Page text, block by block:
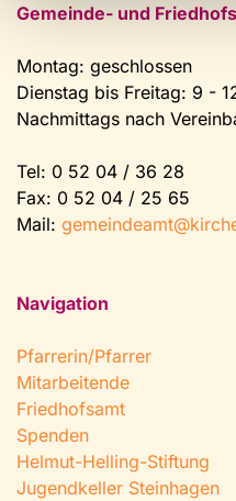
Gemeinde- und
Montag: geschlossen
Dienstag bis Freitag: 9 -
Nachmittags nach
Tel: 0 52 04 / 36 28
Fax: 0 52 04 / 25 65
Mail:
Navigation
Pfarrerin/Pfarrer
Mitarbeitende
Friedhofsamt
Spenden
Helmut-Helling-Stiftung
Jugendkeller Steinhagen